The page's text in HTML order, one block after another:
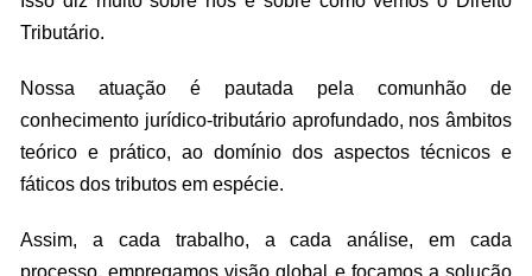
Tributário.
Nossa atuação é pautada pela comunhão de
conhecimento jurídico-tributário aprofundado, nos âmbitos
teórico e prático, ao domínio dos aspectos técnicos e
fáticos dos tributos em espécie.
Assim, a cada trabalho, a cada análise, em cada
processo, empregamos visão global e focamos a solução